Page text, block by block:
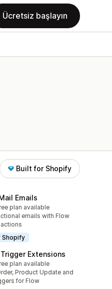
Ücretsiz başlayın
Built for Shopify
Emails
plan available
emails with Flow
Shopify
Extensions
plan available
Product Update and
for Flow